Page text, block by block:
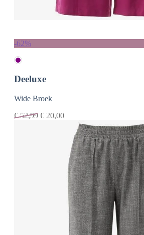
-62%
Deeluxe
Wide Broek
€52,99 € 20,00